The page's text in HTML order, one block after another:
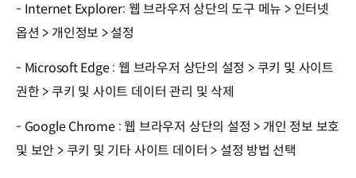
- Internet Explorer: 웹 브라우저 상단의 도구 메뉴 > 인터넷
옵션 > 개인정보 > 설정
- Microsoft Edge : 웹 브라우저 상단의 설정 > 쿠키 및 사이트
권한 > 쿠키 및 사이트 데이터 관리 및 삭제
- Google Chrome : 웹 브라우저 상단의 설정 > 개인 정보 보호
및 보안 > 쿠키 및 기타 사이트 데이터 > 설정 방법 선택